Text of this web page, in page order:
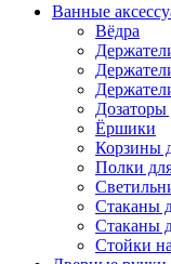
Ванные
Вёдра
Ёршики
Корзины
Полки
Стаканы
Стаканы
Стойки